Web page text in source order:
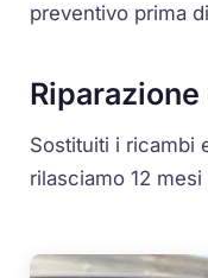
preventivo prima
Sostituiti i ricambi
rilasciamo 12